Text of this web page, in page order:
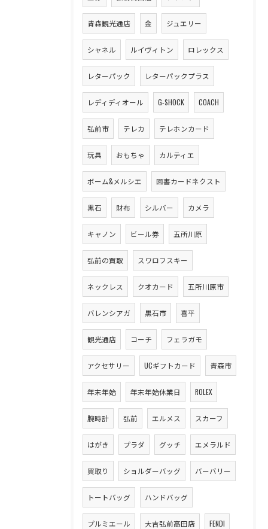
青森観光通店 金 ジュエリー
シャネル ルイヴィトン ロレックス
レターパック レターパックプラス
レディディオール G-SHOCK COACH
弘前市 テレカ テレホンカード
玩具 おもちゃ カルティエ
ボーム&メルシエ 図書カードネクスト
黒石 財布 シルバー カメラ
キャノン ビール券 五所川原
弘前の買取 スワロフスキー
ネックレス クオカード 五所川原市
バレンシアガ 黒石市 喜平
観光通店 コーチ フェラガモ
アクセサリー UCギフトカード 青森市
年末年始 年末年始休業日 ROLEX
腕時計 弘前 エルメス スカーフ
はがき プラダ グッチ エメラルド
買取り ショルダーバッグ バーバリー
トートバッグ ハンドバッグ
プルミエール 大吉弘前高田店 FENDI